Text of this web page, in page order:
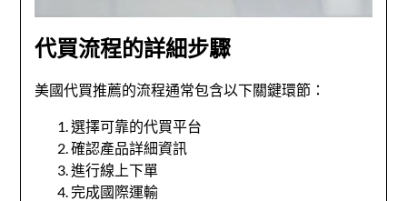
代買流程的詳細步驟
美國代買推薦的流程通常包含以下關鍵環節：
選擇可靠的代買平台
確認產品詳細資訊
進行線上下單
完成國際運輸